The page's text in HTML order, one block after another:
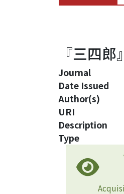
『三四
Journal
Date Issued
Author(s)
URI
Description
Type